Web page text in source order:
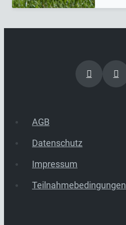
AGB
Datenschutz
Impressum
Teilnahmebedingungen